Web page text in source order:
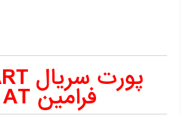
فرامین AT